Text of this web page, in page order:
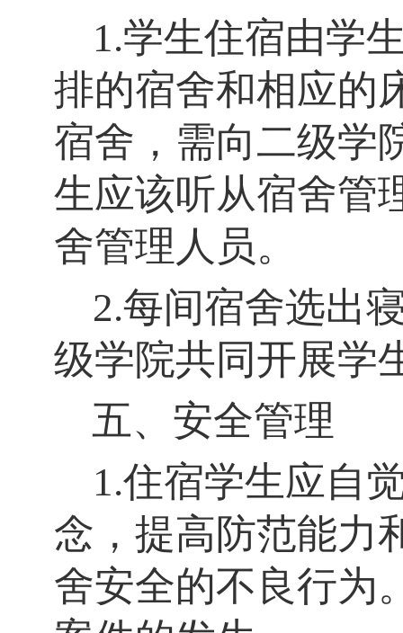
1.学生住宿由学
排的宿舍和相应的
宿舍，需向二级学
生应该听从宿舍管
舍管理人员。
2.每间宿舍选出
级学院共同开展学
五、安全管理
1.住宿学生应自
念，提高防范能力
舍安全的不良行为